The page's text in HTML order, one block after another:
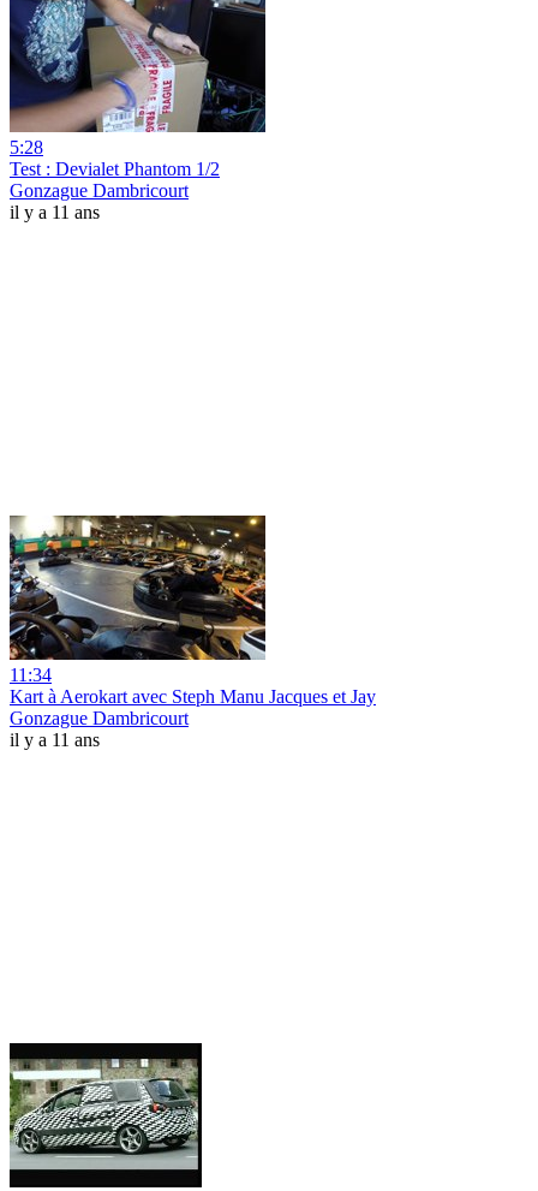
5:28
Test : Devialet Phantom 1/2
Gonzague Dambricourt
il y a 11 ans
11:34
Kart à Aerokart avec Steph Manu Jacques et Jay
Gonzague Dambricourt
il y a 11 ans